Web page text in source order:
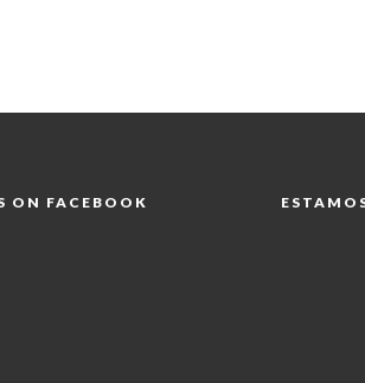
ON FACEBOOK